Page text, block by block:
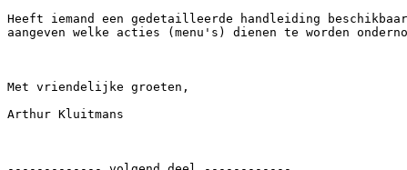
Heeft iemand een gedetailleerde handleiding
aangeven welke acties (menu's) dienen te worden
Met vriendelijke groeten,
Arthur Kluitmans